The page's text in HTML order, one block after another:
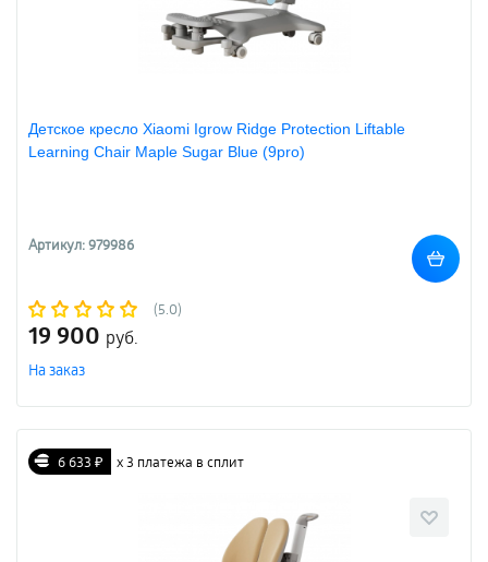
Детское кресло Xiaomi Igrow Ridge Protection Liftable
Learning Chair Maple Sugar Blue (9pro)
Артикул: 979986
(5.0)
19 900 руб.
На заказ
6 633 ₽ х 3 платежа в сплит